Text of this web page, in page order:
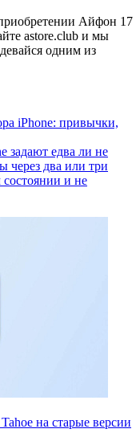
Айфон 17
astore.club и мы
одним из
iPhone: привычки,
задают едва ли не
через два или три
состоянии и не
на старые версии